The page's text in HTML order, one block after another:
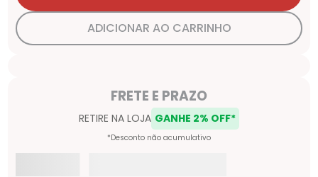
ADICIONAR AO CARRINHO